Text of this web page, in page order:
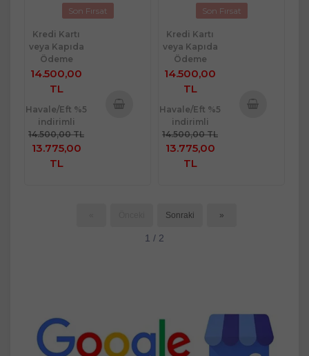
Son Fırsat
Kredi Kartı
veya Kapıda
Ödeme
14.500,00
TL
Havale/Eft %5
indirimli
14.500,00 TL
13.775,00
TL
Son Fırsat
Kredi Kartı
veya Kapıda
Ödeme
14.500,00
TL
Havale/Eft %5
indirimli
14.500,00 TL
13.775,00
TL
Sonraki »
1 / 2